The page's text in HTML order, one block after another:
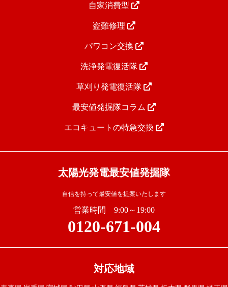
自家消費型
盗難修理
パワコン交換
洗浄発電復活隊
草刈り発電復活隊
最安値発掘隊コラム
エコキュートの特急交換
太陽光発電最安値発掘隊
自信を持って最安値を提案いたします
営業時間 9:00～19:00
0120-671-004
対応地域